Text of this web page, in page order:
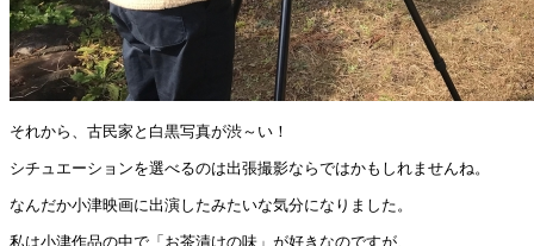
それから、古民家と白黒写真が渋～い！
シチュエーションを選べるのは出張撮影ならではかもしれませんね。
なんだか小津映画に出演したみたいな気分になりました。
私は小津作品の中で「お茶漬けの味」が好きなのですが、